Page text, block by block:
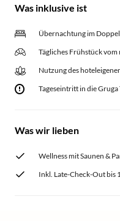
Was inklusive ist
Übernachtung im
Tägliches Frühstück
Nutzung des
Tageseintritt in die Gruga
Was wir lieben
Wellness mit Saunen &
Inkl. Late-Check-Out bis